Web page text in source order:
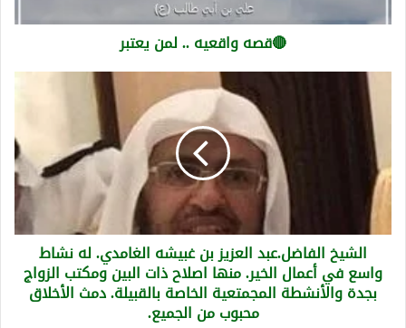
🔴قصه واقعيه .. لمن يعتبر
الشيخ
الفاضل.عبد
العزيز
غبيشه
الغامدي.
له
نشاط
واسع
أعمال
الخير.
منها
الشيخ الفاضل.عبد العزيز بن غبيشه الغامدي. له نشاط
واسع في أعمال الخير. منها اصلاح ذات البين ومكتب الزواج
بجدة والأنشطة المجمتعية الخاصة بالقبيلة. دمث الأخلاق
محبوب من الجميع.